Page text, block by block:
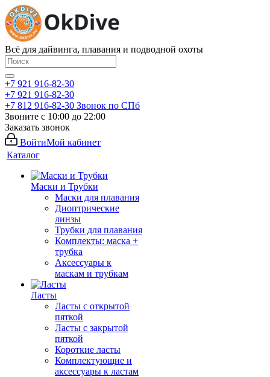
Всё для дайвинга, плавания и подводной охоты
+7 921 916-82-30
+7 921 916-82-30
+7 812 916-82-30 Звонок по СПб
Звоните с 10:00 до 22:00
Заказать звонок
ВойтиМой кабинет
Каталог
Маски и Трубки
Маски для плавания
Диоптрические
линзы
Трубки для плавания
Комплекты: маска +
трубка
Аксессуары к
маскам и трубкам
Ласты
Ласты с открытой
пяткой
Ласты с закрытой
пяткой
Короткие ласты
Комплектующие и
аксессуары к ластам